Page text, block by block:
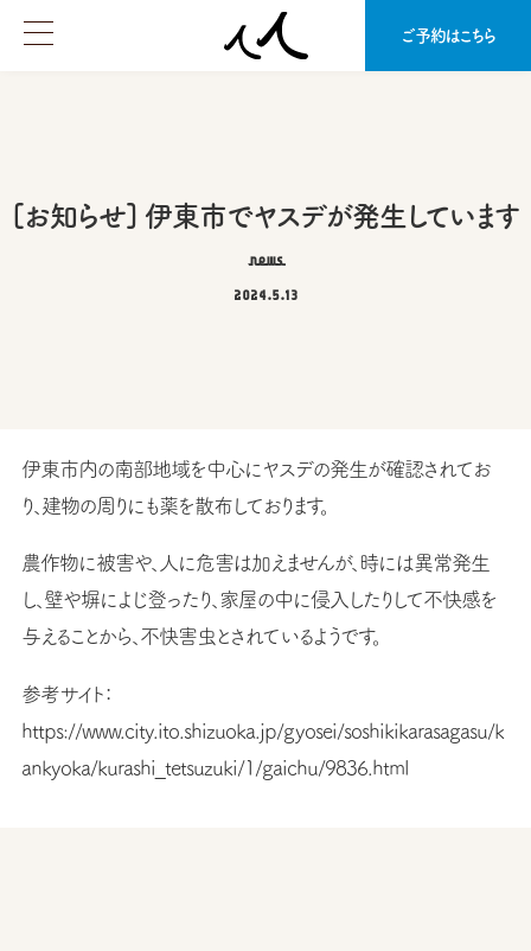
ご予約はこちら
[お知らせ] 伊東市でヤスデが発生しています
news
2024.5.13
伊東市内の南部地域を中心にヤスデの発生が確認されてお
り、建物の周りにも薬を散布しております。
農作物に被害や、人に危害は加えませんが、時には異常発生
し、壁や塀によじ登ったり、家屋の中に侵入したりして不快感を
与えることから、不快害虫とされているようです。
参考サイト：
https://www.city.ito.shizuoka.jp/gyosei/soshikikarasagasu/k
ankyoka/kurashi_tetsuzuki/1/gaichu/9836.html